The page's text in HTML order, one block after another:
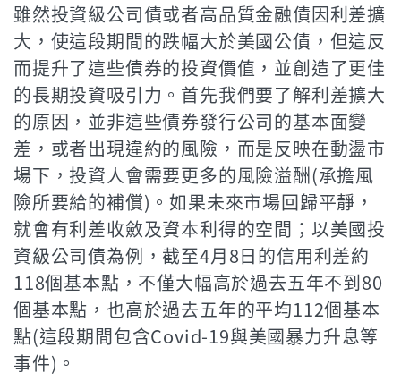
雖然投資級公司債或者高品質金融債因利差擴
大，使這段期間的跌幅大於美國公債，但這反
而提升了這些債券的投資價值，並創造了更佳
的長期投資吸引力。首先我們要了解利差擴大
的原因，並非這些債券發行公司的基本面變
差，或者出現違約的風險，而是反映在動盪市
場下，投資人會需要更多的風險溢酬(承擔風
險所要給的補償)。如果未來市場回歸平靜，
就會有利差收斂及資本利得的空間；以美國投
資級公司債為例，截至4月8日的信用利差約
118個基本點，不僅大幅高於過去五年不到80
個基本點，也高於過去五年的平均112個基本
點(這段期間包含Covid-19與美國暴力升息等
事件)。